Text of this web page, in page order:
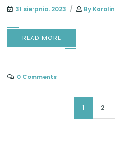
31 sierpnia, 2023 By
READ MORE
0 Comments
1 2